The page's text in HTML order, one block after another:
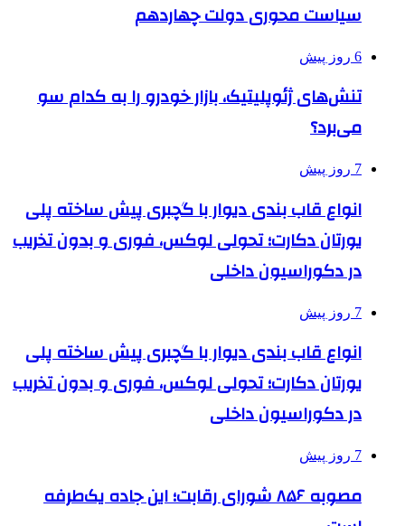
سیاست محوری دولت چهاردهم
6 روز پیش
تنش‌های ژئوپلیتیک، بازار خودرو را به کدام سو
می‌برد؟
7 روز پیش
انواع قاب بندی دیوار با گچبری پیش ساخته پلی
یورتان دکارت؛ تحولی لوکس، فوری و بدون تخریب
در دکوراسیون داخلی
7 روز پیش
انواع قاب بندی دیوار با گچبری پیش ساخته پلی
یورتان دکارت؛ تحولی لوکس، فوری و بدون تخریب
در دکوراسیون داخلی
7 روز پیش
مصوبه ۸۵۶ شورای رقابت؛ این جاده یک‌طرفه